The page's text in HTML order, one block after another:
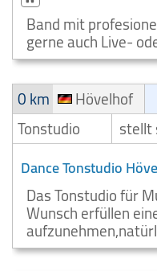
Band mit
gerne auch Live-
0 km
Hövelhof
Tonstudio
stellt
Dance Tonstudio
Das Tonstudio für
Wunsch erfüllen